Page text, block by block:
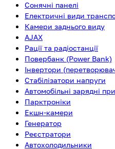
Сонячні панелі
Електричні види
Камери заднього виду
AJAX
Рації та радіостанції
Повербанк (Power Bank)
Інвертори
Стабілізатори напруги
Автомобільні зарядні
Парктроніки
Екшн-камери
Генератор
Реєстратори
Автохолодильники